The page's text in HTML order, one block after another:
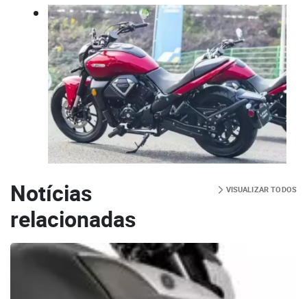
Notícias
relacionadas
VISUALIZAR TODOS